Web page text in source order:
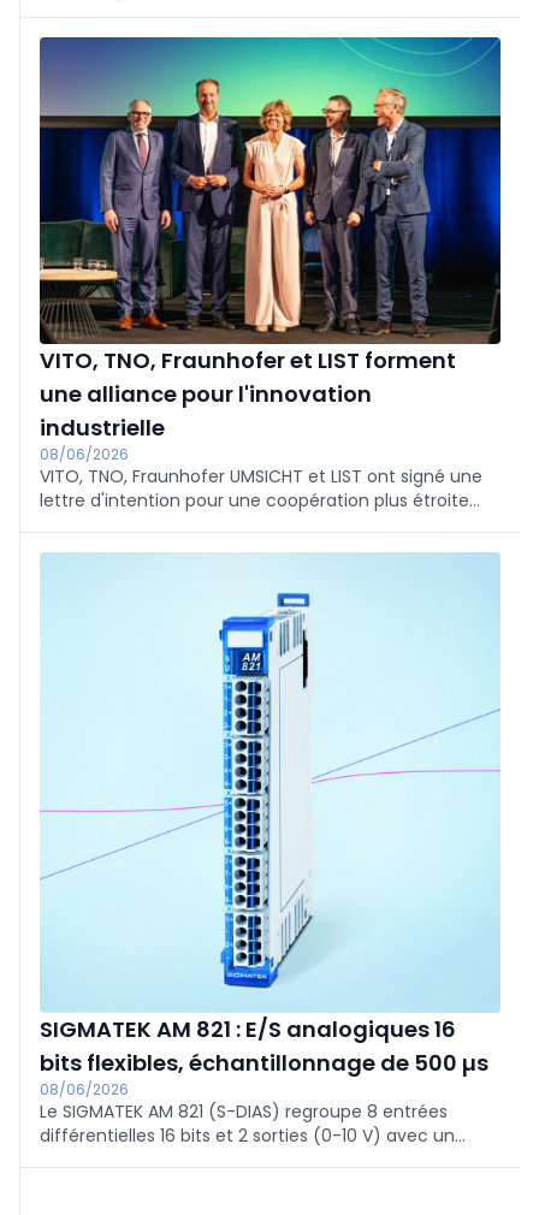
concentre sur l'économie d'eau, la production
circulaire et le local pour le local. Avec Hansgrohe et
AXOR, de nouvelles collections telles que Raindance
Alive et des récompenses, elle renforce son ambition
durable.
VITO, TNO, Fraunhofer et LIST forment
une alliance pour l'innovation
industrielle
08/06/2026
VITO, TNO, Fraunhofer UMSICHT et LIST ont signé une
lettre d'intention pour une coopération plus étroite
compétitivité et l'autonomie de l'Europe. Le VITO
résilience des ressources et a inauguré le nouveau
laboratoire EARTH à l'occasion de son 35e anniversaire.
SIGMATEK AM 821 : E/S analogiques 16
bits flexibles, échantillonnage de 500 µs
08/06/2026
Le SIGMATEK AM 821 (S-DIAS) regroupe 8 entrées
différentielles 16 bits et 2 sorties (0-10 V) avec un